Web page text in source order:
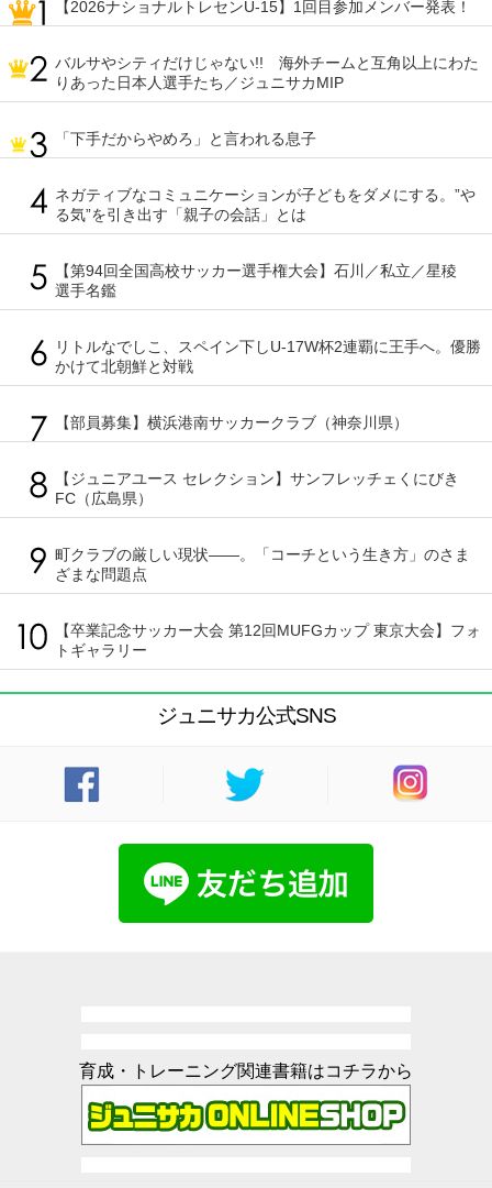
【2026ナショナルトレセンU-15】1回目参加メンバー発表！
バルサやシティだけじゃない!! 海外チームと互角以上にわた
りあった日本人選手たち／ジュニサカMIP
「下手だからやめろ」と言われる息子
ネガティブなコミュニケーションが子どもをダメにする。”や
る気”を引き出す「親子の会話」とは
【第94回全国高校サッカー選手権大会】石川／私立／星稜
選手名鑑
リトルなでしこ、スペイン下しU-17W杯2連覇に王手へ。優勝
かけて北朝鮮と対戦
【部員募集】横浜港南サッカークラブ（神奈川県）
【ジュニアユース セレクション】サンフレッチェくにびき
FC（広島県）
町クラブの厳しい現状――。「コーチという生き方」のさま
ざまな問題点
【卒業記念サッカー大会 第12回MUFGカップ 東京大会】フォ
トギャラリー
ジュニサカ公式SNS
育成・トレーニング関連書籍はコチラから